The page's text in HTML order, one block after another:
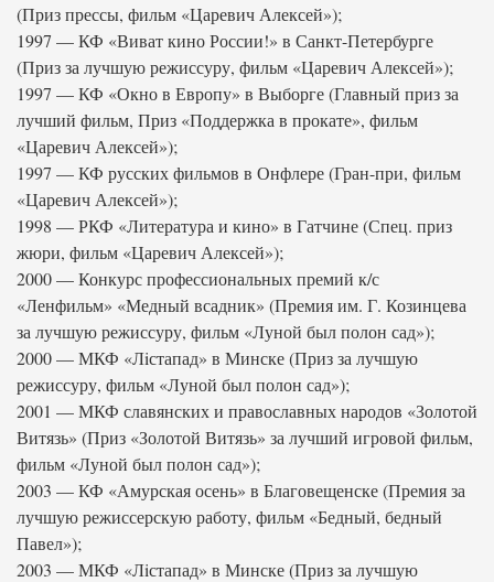
(Приз прессы, фильм «Царевич Алексей»);
1997 — КФ «Виват кино России!» в Санкт-Петербурге
(Приз за лучшую режиссуру, фильм «Царевич Алексей»);
1997 — КФ «Окно в Европу» в Выборге (Главный приз за
лучший фильм, Приз «Поддержка в прокате», фильм
«Царевич Алексей»);
1997 — КФ русских фильмов в Онфлере (Гран-при, фильм
«Царевич Алексей»);
1998 — РКФ «Литература и кино» в Гатчине (Спец. приз
жюри, фильм «Царевич Алексей»);
2000 — Конкурс профессиональных премий к/с
«Ленфильм» «Медный всадник» (Премия им. Г. Козинцева
за лучшую режиссуру, фильм «Луной был полон сад»);
2000 — МКФ «Лiстапад» в Минске (Приз за лучшую
режиссуру, фильм «Луной был полон сад»);
2001 — МКФ славянских и православных народов «Золотой
Витязь» (Приз «Золотой Витязь» за лучший игровой фильм,
фильм «Луной был полон сад»);
2003 — КФ «Амурская осень» в Благовещенске (Премия за
лучшую режиссерскую работу, фильм «Бедный, бедный
Павел»);
2003 — МКФ «Лiстапад» в Минске (Приз за лучшую